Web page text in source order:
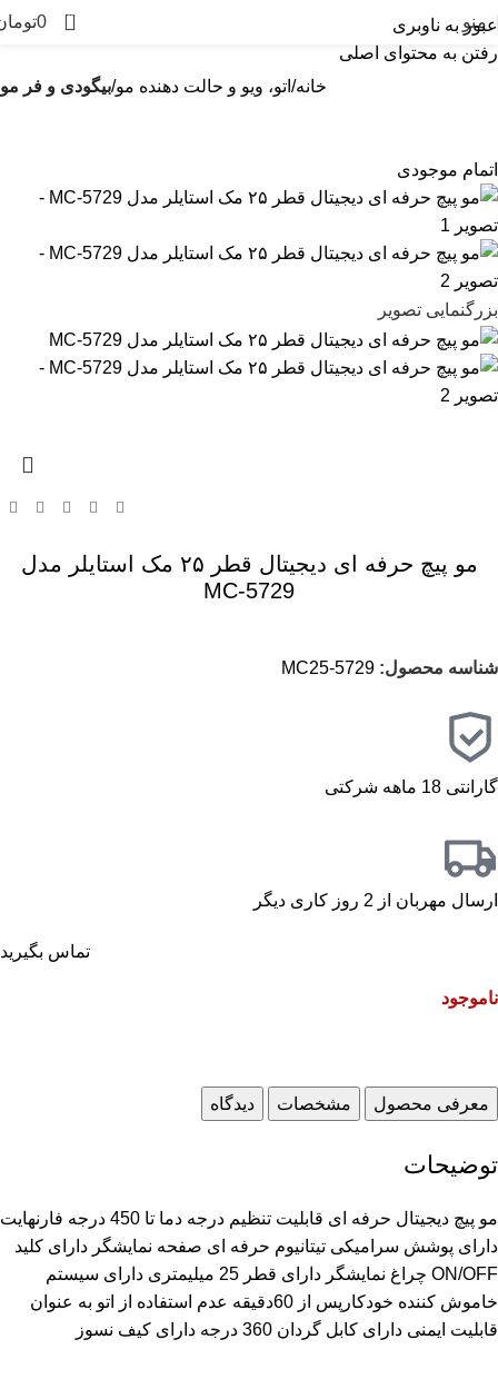
عبور به ناوبری
رفتن به محتوای اصلی
منو 0
0
خانه اتو، ویو و حالت دهنده مو بیگودی و فر مو
اتمام موجودی
بزرگنمایی تصویر
مو پیچ حرفه ای دیجیتال قطر ۲۵ مک استایلر مدل
5729-MC
شناسه محصول: 5729-MC25
گارانتی 18 ماهه شرکتی
ارسال مهربان از 2 روز کاری دیگر
تماس بگیرید
ناموجود
معرفی محصول مشخصات دیدگاه
توضیحات
مو پیچ دیجیتال حرفه ای قابلیت تنظیم درجه دما تا 450 درجه فارنهایت
دارای پوشش سرامیکی تیتانیوم حرفه ای صفحه نمایشگر دارای کلید
ON/OFF چراغ نمایشگر دارای قطر 25 میلیمتری دارای سیستم
خاموش کننده خودکارپس از 60دقیقه عدم استفاده از اتو به عنوان
قابلیت ایمنی دارای کابل گردان 360 درجه دارای کیف نسوز